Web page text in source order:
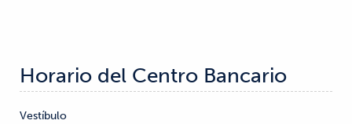
Horario del Centro Bancario
Vestíbulo